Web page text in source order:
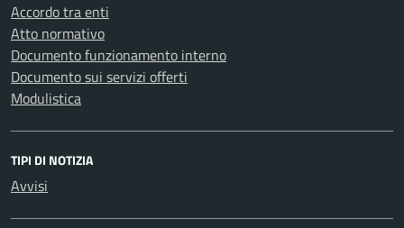
Accordo tra enti
Atto normativo
Documento funzionamento interno
Documento sui servizi offerti
Modulistica
TIPI DI NOTIZIA
Avvisi